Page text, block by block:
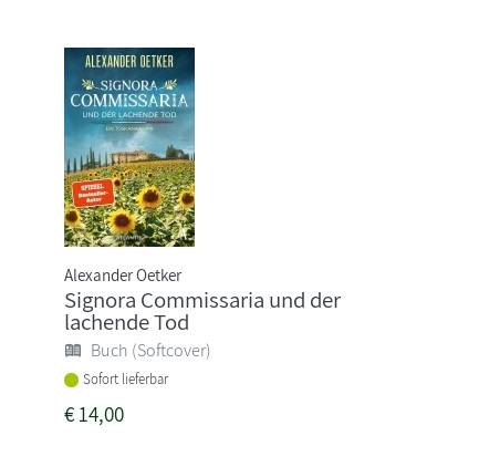
Alexander Oetker
Signora Commissaria und der
lachende Tod
Buch (Softcover)
Sofort lieferbar
€14,00